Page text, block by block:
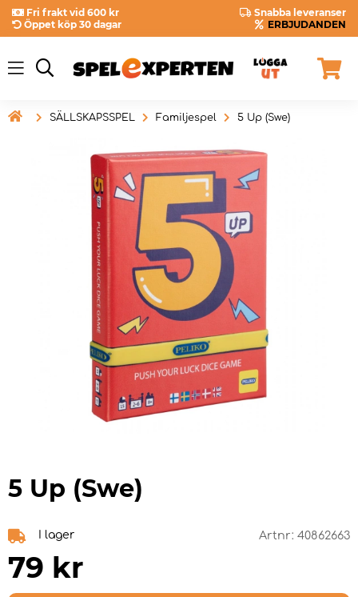
Fri frakt vid 600 kr
Snabba leveranser
Öppet köp 30 dagar
ERBJUDANDEN
 SÄLLSKAPSSPEL Familjespel 5 Up (Swe)
5 Up (Swe)
I lager Artnr: 40862663
79 kr